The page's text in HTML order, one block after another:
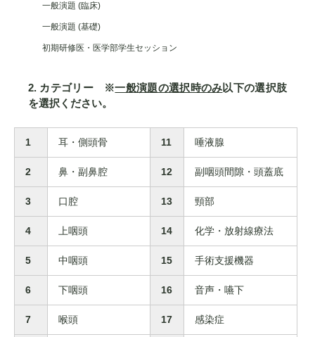
一般演題 (臨床)
一般演題 (基礎)
初期研修医・医学部学生セッション
2. カテゴリー ※一般演題の選択時のみ以下の選択肢
を選択ください。
1 耳・側頭骨 11 唾液腺
2 鼻・副鼻腔 12 副咽頭間隙・頭蓋底
3 口腔 13 頸部
4 上咽頭 14 化学・放射線療法
5 中咽頭 15 手術支援機器
6 下咽頭 16 音声・嚥下
7 喉頭 17 感染症